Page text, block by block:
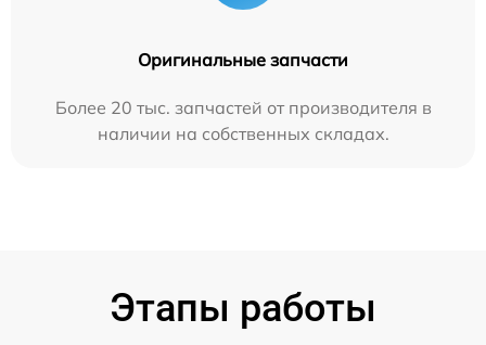
Оригинальные запчасти
Более 20 тыс. запчастей от производителя в
наличии на собственных складах.
Этапы работы